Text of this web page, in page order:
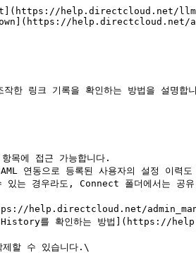
help.directcloud.net/
help.directcloud.net/
링크 기록을 확인하는 방법을 설명합
목에 접근 가능합니다.
동으로 등록된 사용자의 설정 이력도
경우라도, Connect 폴더에서는 공
History를 확인하는 방법
할 수 있습니다.\